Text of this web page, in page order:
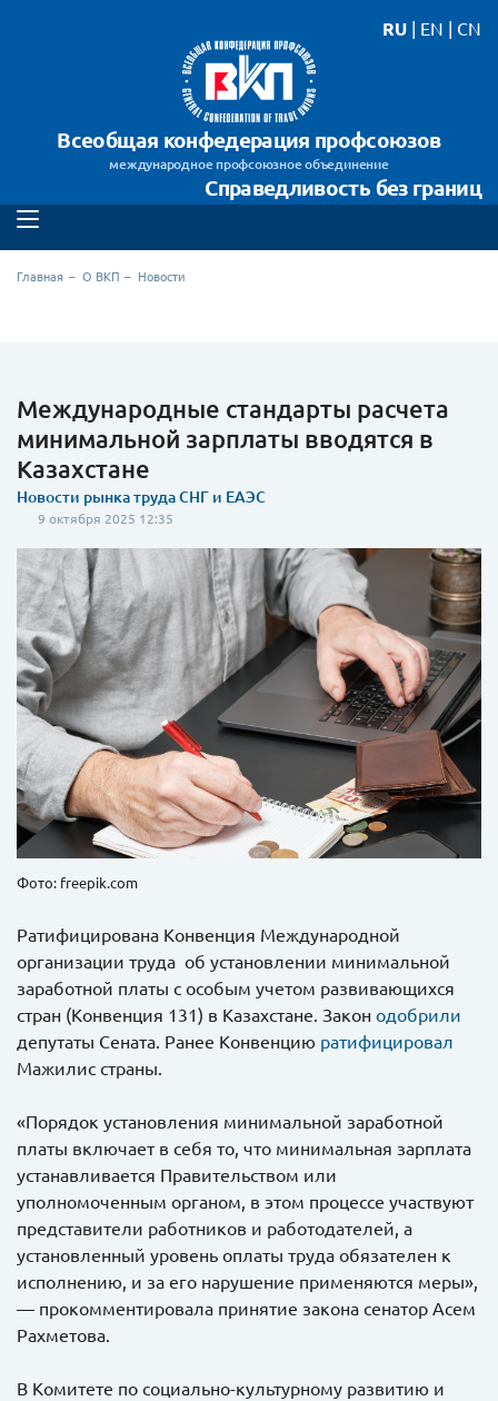
Всеобщая конфедерация профсоюзов
международное профсоюзное объединение
Справедливость без границ
RU | EN | CN
Главная О ВКП Новости
Международные стандарты расчета
минимальной зарплаты вводятся в
Казахстане
Новости рынка труда СНГ и ЕАЭС
9 октября 2025 12:35
Фото: freepik.com
Ратифицирована Конвенция Международной
организации труда об установлении минимальной
заработной платы с особым учетом развивающихся
стран (Конвенция 131) в Казахстане. Закон одобрили
депутаты Сената. Ранее Конвенцию ратифицировал
Мажилис страны.
«Порядок установления минимальной заработной
платы включает в себя то, что минимальная зарплата
устанавливается Правительством или
уполномоченным органом, в этом процессе участвуют
представители работников и работодателей, а
установленный уровень оплаты труда обязателен к
исполнению, и за его нарушение применяются меры»,
— прокомментировала принятие закона сенатор Асем
Рахметова.
В Комитете по социально-культурному развитию и